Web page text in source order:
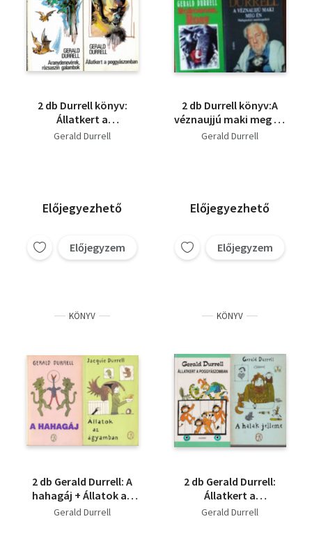
2 db Durrell könyv:
Állatkert a
poggyászomban +
Gerald Durrell
Előjegyezhető
Előjegyzem
2 db Durrell könyv:A
véznaujjú maki meg én
+ Rokonom,Rosy
Gerald Durrell
Előjegyezhető
Előjegyzem
KÖNYV
2 db Gerald Durrell: A
hahagáj + Állatok az
ágyamban
Gerald Durrell
KÖNYV
2 db Gerald Durrell:
Állatkert a
poggyászomban + A
Gerald Durrell